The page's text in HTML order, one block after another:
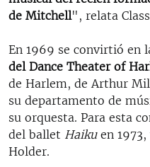
de Mitchell", relata
En 1969 se convirtió en
del Dance Theater of
de Harlem, de Arthur
su departamento de
su orquesta. Para esta
del ballet Haikuen 1973,
Holder.